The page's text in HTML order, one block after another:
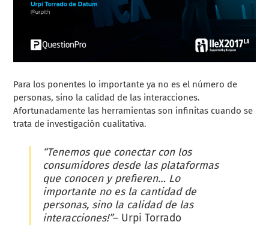
Para los ponentes lo importante ya no es el número de
personas, sino la calidad de las interacciones.
Afortunadamente las herramientas son infinitas cuando se
trata de investigación cualitativa.
“Tenemos que conectar con los
consumidores desde las plataformas
que conocen y prefieren… Lo
importante no es la cantidad de
personas, sino la calidad de las
interacciones!”– Urpi Torrado